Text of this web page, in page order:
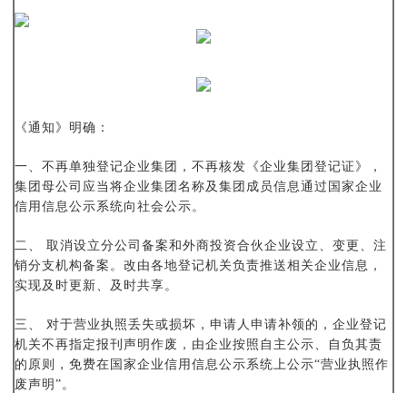
《通知》明确：
一、不再单独登记企业集团，不再核发《企业集团登记证》，
集团母公司应当将企业集团名称及集团成员信息通过国家企业
信用信息公示系统向社会公示。
二、 取消设立分公司备案和外商投资合伙企业设立、变更、注
销分支机构备案。改由各地登记机关负责推送相关企业信息，
实现及时更新、及时共享。
三、 对于营业执照丢失或损坏，申请人申请补领的，企业登记
机关不再指定报刊声明作废，由企业按照自主公示、自负其责
的原则，免费在国家企业信用信息公示系统上公示“营业执照作
废声明”。